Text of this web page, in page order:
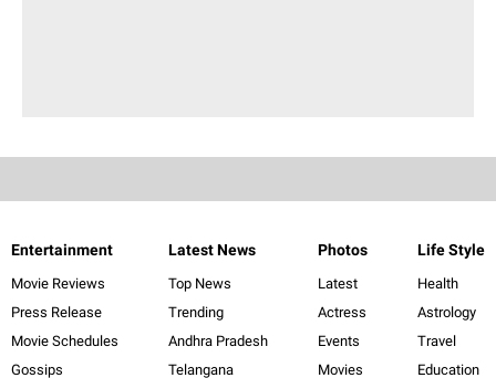
Entertainment
Movie Reviews
Press Release
Movie Schedules
Gossips
Latest News
Top News
Trending
Andhra Pradesh
Telangana
Photos
Latest
Actress
Events
Movies
Life Style
Health
Astrology
Travel
Education